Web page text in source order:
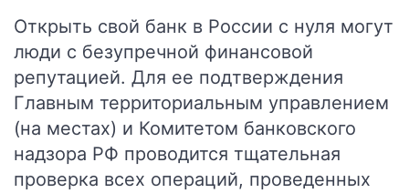
Открыть свой банк в России с нуля могут
люди с безупречной финансовой
репутацией. Для ее подтверждения
Главным территориальным управлением
(на местах) и Комитетом банковского
надзора РФ проводится тщательная
проверка всех операций, проведенных